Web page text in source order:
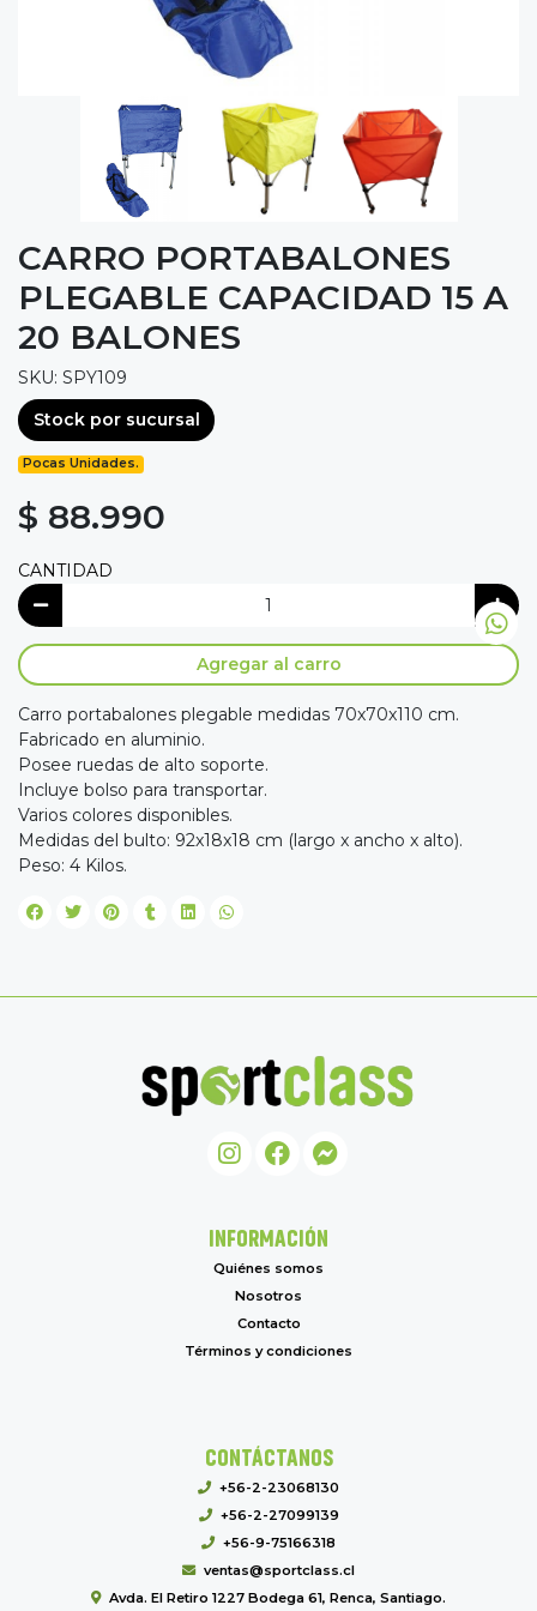
CARRO PORTABALONES
PLEGABLE CAPACIDAD 15 A
20 BALONES
SKU: SPY109
Stock por sucursal
Pocas Unidades.
$ 88.990
CANTIDAD
Agregar al carro
Carro portabalones plegable medidas 70x70x110 cm.
Fabricado en aluminio.
Posee ruedas de alto soporte.
Incluye bolso para transportar.
Varios colores disponibles.
Medidas del bulto: 92x18x18 cm (largo x ancho x alto).
Peso: 4 Kilos.
INFORMACIÓN
Quiénes somos
Nosotros
Contacto
Términos y condiciones
CONTÁCTANOS
+56-2-23068130
+56-2-27099139
+56-9-75166318
ventas@sportclass.cl
Avda. El Retiro 1227 Bodega 61, Renca, Santiago.